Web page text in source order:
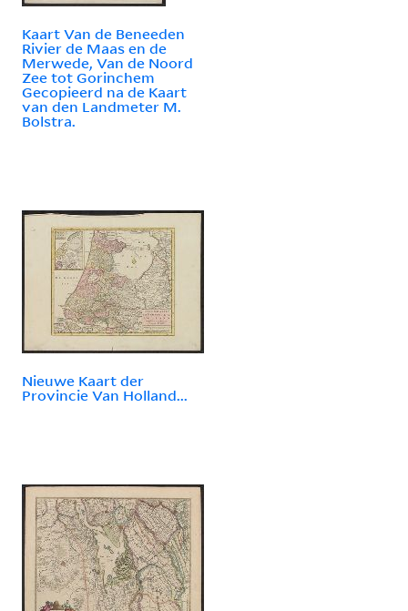
Kaart Van de Beneeden
Rivier de Maas en de
Merwede, Van de Noord
Zee tot Gorinchem
Gecopieerd na de Kaart
van den Landmeter M.
Bolstra.
Nieuwe Kaart der
Provincie Van Holland...